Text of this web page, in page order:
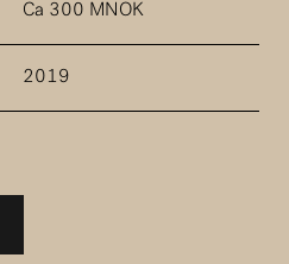
Ca 300 MNOK
2019